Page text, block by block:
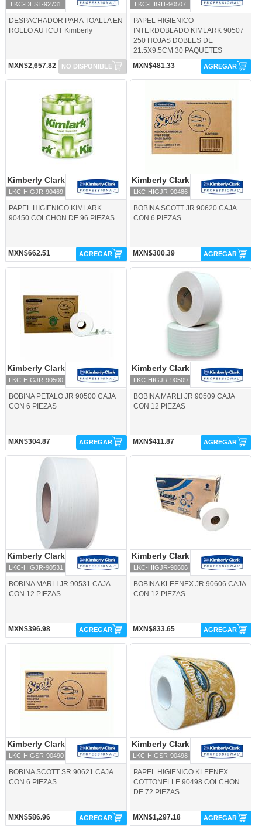
LKC-DEST-92731
DESPACHADOR PARA TOALLA EN
ROLLO AUTCUT Kimberly
MXN$2,657.82 NO DISPONIBLE
LKC-HIGIT-90507
PAPEL HIGIENICO
INTERDOBLADO KIMLARK 90507
250 HOJAS DOBLES DE
21.5X9.5CM 30 PAQUETES
MXN$481.33
AGREGAR
Kimberly Clark
LKC-HIGJR-90469
Kimberly Clark
PAPEL HIGIENICO KIMLARK
90450 COLCHON DE 96 PIEZAS
MXN$662.51 AGREGAR
Kimberly Clark
LKC-HIGJR-90486
Kimberly Clark
BOBINA SCOTT JR 90620 CAJA
CON 6 PIEZAS
MXN$300.39 AGREGAR
Kimberly Clark
LKC-HIGJR-90500
Kimberly Clark
BOBINA PETALO JR 90500 CAJA
CON 6 PIEZAS
MXN$304.87 AGREGAR
LKC-HIGJR-90509-Kimberly Clark
Kimberly Clark
LKC-HIGJR-90509
Kimberly Clark
BOBINA MARLI JR 90509 CAJA
CON 12 PIEZAS
MXN$411.87 AGREGAR
LKC-HIGJR-90531-Kimberly Clark
Kimberly Clark
LKC-HIGJR-90531
Kimberly Clark
BOBINA MARLI JR 90531 CAJA
CON 12 PIEZAS
MXN$396.98 AGREGAR
Kimberly Clark
LKC-HIGJR-90606
Kimberly Clark
BOBINA KLEENEX JR 90606 CAJA
CON 12 PIEZAS
MXN$833.65 AGREGAR
Kimberly Clark
LKC-HIGSR-90490
Kimberly Clark
BOBINA SCOTT SR 90621 CAJA
CON 6 PIEZAS
MXN$586.96 AGREGAR
Kimberly Clark
LKC-HIGSR-90498
Kimberly Clark
PAPEL HIGIENICO KLEENEX
COTTONELLE 90498 COLCHON
DE 72 PIEZAS
MXN$1,297.18 AGREGAR